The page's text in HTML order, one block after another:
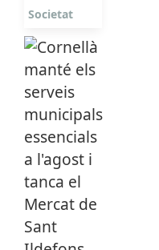
Societat